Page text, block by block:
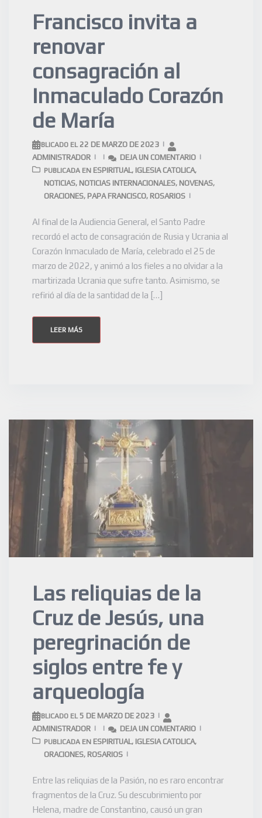
Francisco invita a
renovar
consagración al
Inmaculado Corazón
de María
PUBLICADO EL 22 DE MARZO DE 2023
ADMINISTRADOR
DEJA UN COMENTARIO
PUBLICADA EN ESPIRITUAL, IGLESIA CATOLICA,
NOTICIAS, NOTICIAS INTERNACIONALES, NOVENAS,
ORACIONES, PAPA FRANCISCO, ROSARIOS
Al final de la Audiencia General, el Santo Padre
recordó el acto de consagración de Rusia y Ucrania al
Corazón Inmaculado de María, celebrado el 25 de
marzo de 2022, y animó a los fieles a no olvidar a la
martirizada Ucrania que sufre tanto. Asimismo, se
refirió al día de la santidad de la […]
LEER MÁS
Las reliquias de la
Cruz de Jesús, una
peregrinación de
siglos entre fe y
arqueología
PUBLICADO EL 5 DE MARZO DE 2023
ADMINISTRADOR
DEJA UN COMENTARIO
PUBLICADA EN ESPIRITUAL, IGLESIA CATOLICA,
ORACIONES, ROSARIOS
Entre las reliquias de la Pasión, no es raro encontrar
fragmentos de la Cruz. Su descubrimiento por
Helena, madre de Constantino, causó un gran